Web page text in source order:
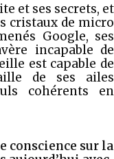
et ses secrets, et
cristaux de micro
Google, ses
incapable de
est capable de
de ses ailes
cohérents en
conscience sur la